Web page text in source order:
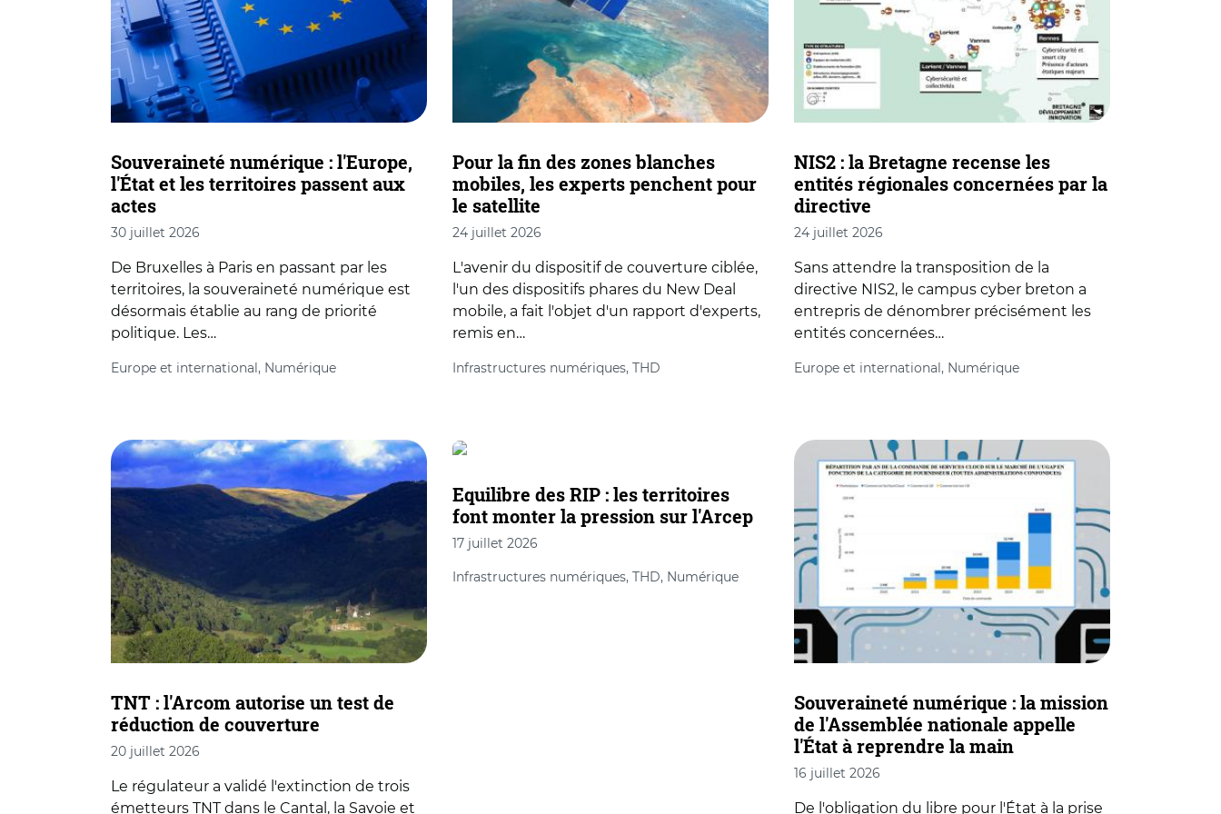
Souveraineté numérique : l'Europe,
l'État et les territoires passent aux
actes
30 juillet 2026
De Bruxelles à Paris en passant par les
territoires, la souveraineté numérique est
désormais établie au rang de priorité
politique. Les…
Europe et international, Numérique
Pour la fin des zones blanches
mobiles, les experts penchent pour
le satellite
24 juillet 2026
L'avenir du dispositif de couverture ciblée,
l'un des dispositifs phares du New Deal
mobile, a fait l'objet d'un rapport d'experts,
remis en…
Infrastructures numériques, THD
NIS2 : la Bretagne recense les
entités régionales concernées par la
directive
24 juillet 2026
Sans attendre la transposition de la
directive NIS2, le campus cyber breton a
entrepris de dénombrer précisément les
entités concernées…
Europe et international, Numérique
TNT : l'Arcom autorise un test de
réduction de couverture
20 juillet 2026
Le régulateur a validé l'extinction de trois
émetteurs TNT dans le Cantal, la Savoie et
Equilibre des RIP : les territoires
font monter la pression sur l'Arcep
17 juillet 2026
Infrastructures numériques, THD, Numérique
Souveraineté numérique : la mission
de l'Assemblée nationale appelle
l'État à reprendre la main
16 juillet 2026
De l'obligation du libre pour l'État à la prise